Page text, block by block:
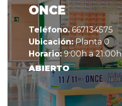
ONCE
Teléfono.667134575
Ubicación:Planta 0
Horario:9:00h a 21:00h
ABIERTO